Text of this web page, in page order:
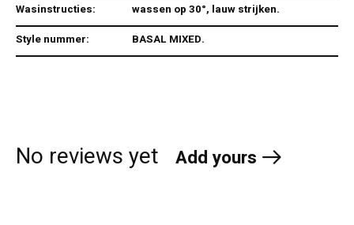
Wasinstructies:
wassen op 30°, lauw strijken.
Style nummer:
BASAL MIXED.
No reviews yet Add yours